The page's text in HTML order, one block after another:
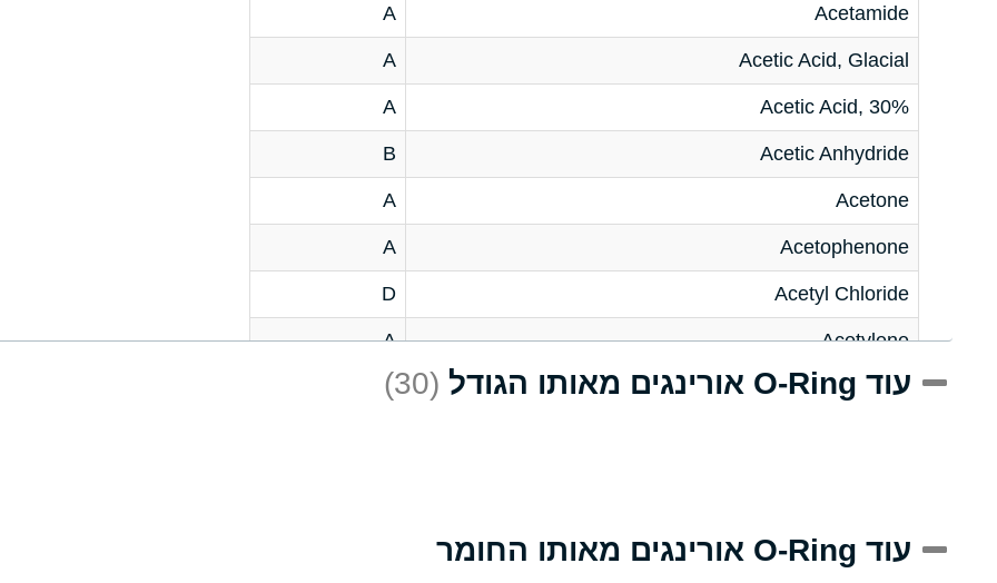
Acetamide
A
Acetic Acid, Glacial
A
Acetic Acid, 30%
A
Acetic Anhydride
B
Acetone
A
Acetophenone
A
Acetyl Chloride
D
Acetylene
A
Acrlylonitrile
D
Aluminum Acetate (Aqueous)
עוד O-Ring אורינגים מאותו הגודל (30)
עוד O-Ring אורינגים מאותו החומר